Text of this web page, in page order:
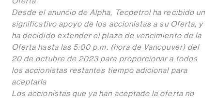
Desde el anuncio de Alpha, Tecpetrol ha recibido un
significativo apoyo de los accionistas a su Oferta, y
ha decidido extender el plazo de vencimiento de la
Oferta hasta las 5:00 p.m. (hora de Vancouver) del
20 de octubre de 2023 para proporcionar a todos
los accionistas restantes tiempo adicional para
aceptarla
Los accionistas que ya han aceptado la oferta no